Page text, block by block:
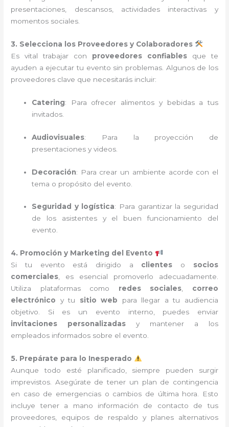
presentaciones, descansos, actividades interactivas y
momentos sociales.
3. Selecciona los Proveedores y Colaboradores
Es vital trabajar con proveedores confiables que te
ayuden a ejecutar tu evento sin problemas. Algunos de los
proveedores clave que necesitarás incluir:
Catering: Para ofrecer alimentos y bebidas a tus
invitados.
Audiovisuales: Para la proyección de
presentaciones y videos.
Decoración: Para crear un ambiente acorde con el
tema o propósito del evento.
Seguridad y logística: Para garantizar la seguridad
de los asistentes y el buen funcionamiento del
evento.
4. Promoción y Marketing del Evento
Si tu evento está dirigido a clientes o socios
comerciales, es esencial promoverlo adecuadamente.
Utiliza plataformas como redes sociales, correo
electrónico y tu sitio web para llegar a tu audiencia
objetivo. Si es un evento interno, puedes enviar
invitaciones personalizadas y mantener a los
empleados informados sobre el evento.
5. Prepárate para lo Inesperado
Aunque todo esté planificado, siempre pueden surgir
imprevistos. Asegúrate de tener un plan de contingencia
en caso de emergencias o cambios de última hora. Esto
incluye tener a mano información de contacto de tus
proveedores, equipos de respaldo y planes alternativos